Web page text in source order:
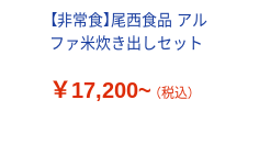
【非常食】尾西食品 アル
ファ米炊き出しセット
￥17,200~ （税込）